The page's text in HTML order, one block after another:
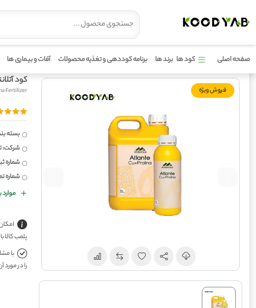
صفحه اصلی کود ها برند ها برنامه کوددهی و تغذیه محصولات آفات و بیماری ها
فروش ویژه
کود
Fertilizer
بسته بندی :
شرکت:
شماره ثبت
شماره تماس :
پلمب کالا
با
را در